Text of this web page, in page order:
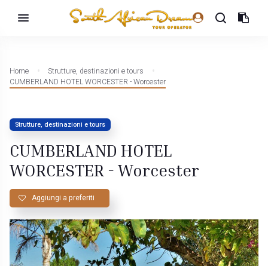
Home
Strutture, destinazioni e tours
CUMBERLAND HOTEL WORCESTER - Worcester
Strutture, destinazioni e tours
CUMBERLAND HOTEL
WORCESTER - Worcester
Aggiungi a preferiti